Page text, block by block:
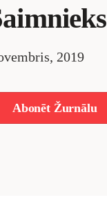
2019
Abonēt Žurnālu